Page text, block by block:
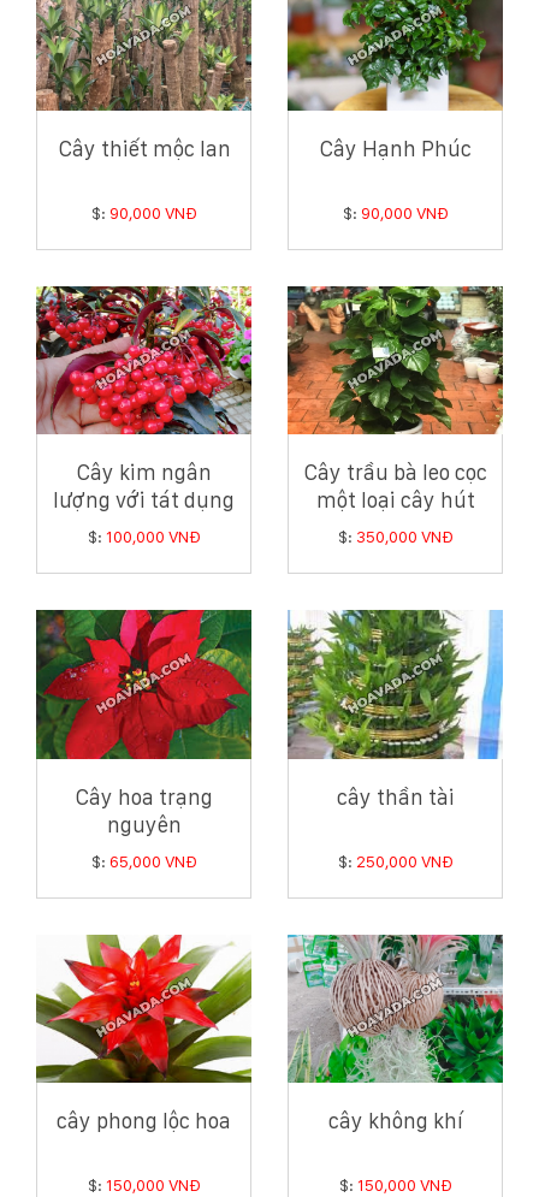
Cây thiết mộc lan
$: 90,000 VNĐ
Cây Hạnh Phúc
$: 90,000 VNĐ
Cây kim ngân
lượng với tát dụng
khai vận, chiêu tài
$: 100,000 VNĐ
Cây trầu bà leo cọc
một loại cây hút
khí độc tốt cho ngôi
$: 350,000 VNĐ
Cây hoa trạng
nguyên
$: 65,000 VNĐ
cây thần tài
$: 250,000 VNĐ
cây phong lộc hoa
$: 150,000 VNĐ
cây không khí
$: 150,000 VNĐ